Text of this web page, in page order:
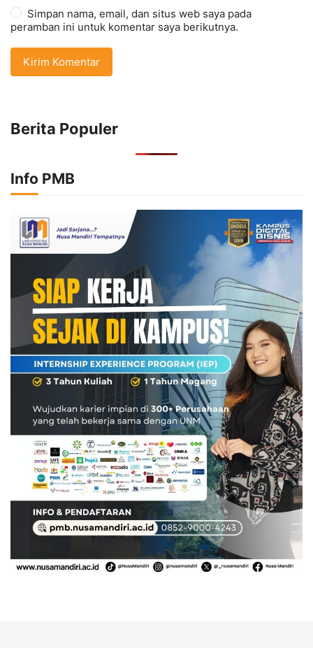
Simpan nama, email, dan situs web saya pada
peramban ini untuk komentar saya berikutnya.
Berita Populer
Info PMB